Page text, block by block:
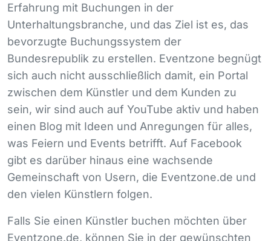
Erfahrung mit Buchungen in der
Unterhaltungsbranche, und das Ziel ist es, das
bevorzugte Buchungssystem der
Bundesrepublik zu erstellen. Eventzone begnügt
sich auch nicht ausschließlich damit, ein Portal
zwischen dem Künstler und dem Kunden zu
sein, wir sind auch auf YouTube aktiv und haben
einen Blog mit Ideen und Anregungen für alles,
was Feiern und Events betrifft. Auf Facebook
gibt es darüber hinaus eine wachsende
Gemeinschaft von Usern, die Eventzone.de und
den vielen Künstlern folgen.
Falls Sie einen Künstler buchen möchten über
Eventzone.de, können Sie in der gewünschten